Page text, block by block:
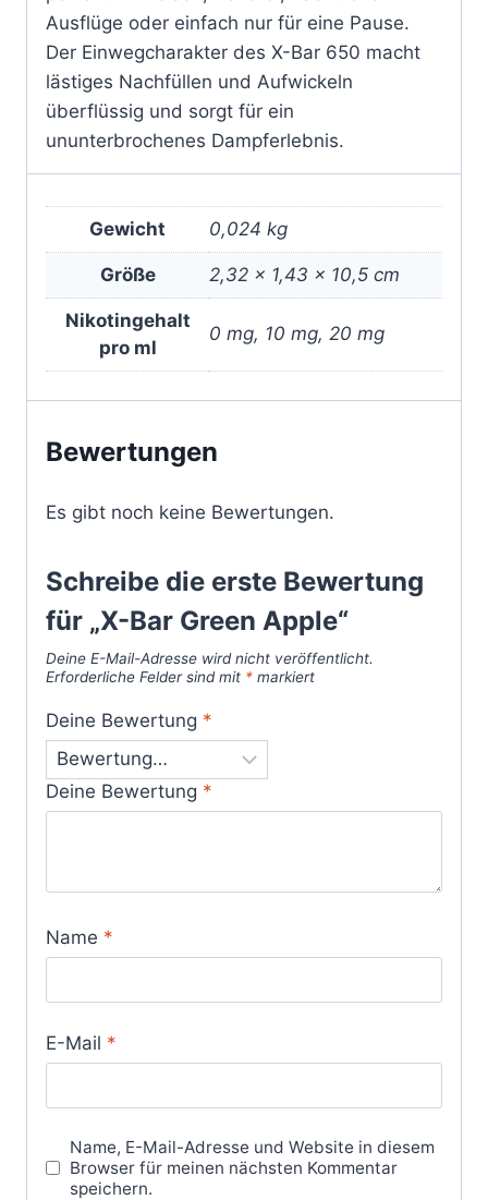
Ausflüge oder einfach nur für eine Pause.
Der Einwegcharakter des X-Bar 650 macht
lästiges Nachfüllen und Aufwickeln
überflüssig und sorgt für ein
ununterbrochenes Dampferlebnis.
Gewicht 0,024 kg
Größe 2,32 × 1,43 × 10,5 cm
Nikotingehalt
pro ml
0 mg, 10 mg, 20 mg
Bewertungen
Es gibt noch keine Bewertungen.
Schreibe die erste Bewertung
für „X-Bar Green Apple“
Deine E-Mail-Adresse wird nicht veröffentlicht.
Erforderliche Felder sind mit * markiert
Deine Bewertung *
Deine Bewertung *
Name *
E-Mail *
Name, E-Mail-Adresse und Website in diesem
Browser für meinen nächsten Kommentar
speichern.